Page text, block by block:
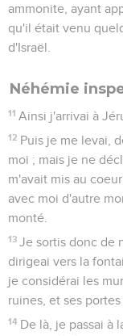
ammonite, ayant
qu'il était venu
d'Israël.
Néhémie
11 Ainsi j'arrivai à
12 Puis je me levai,
moi ; mais je ne
m'avait mis au
avec moi d'autre
monté.
13 Je sortis donc de
dirigeai vers la
je considérai les
ruines, et ses
14 De là, je passai à